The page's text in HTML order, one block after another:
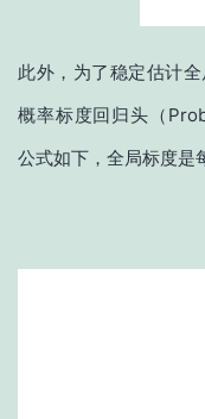
此外，为了稳定估计
概率标度回归头（
公式如下，全局标度是